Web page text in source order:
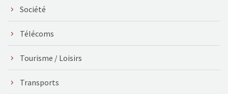
Société
Télécoms
Tourisme / Loisirs
Transports